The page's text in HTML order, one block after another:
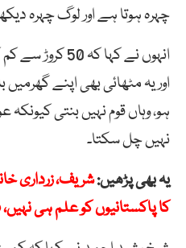
چہرہ ہوتا ہے اور لوگ چہرہ
انہوں نے کہا
اور یہ مٹھائی بھی اپنے گھرمیں
ہو، وہاں قوم نہیں بنتی
نہیں چل سکتا۔
یہ بھی پڑھیں:شریف، زرداری
کا پاکستانیوں کو علم ہی